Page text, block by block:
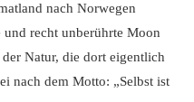
nach Norwegen
recht unberührte Moon
Natur, die dort eigentlich
nach dem Motto: „Selbst ist